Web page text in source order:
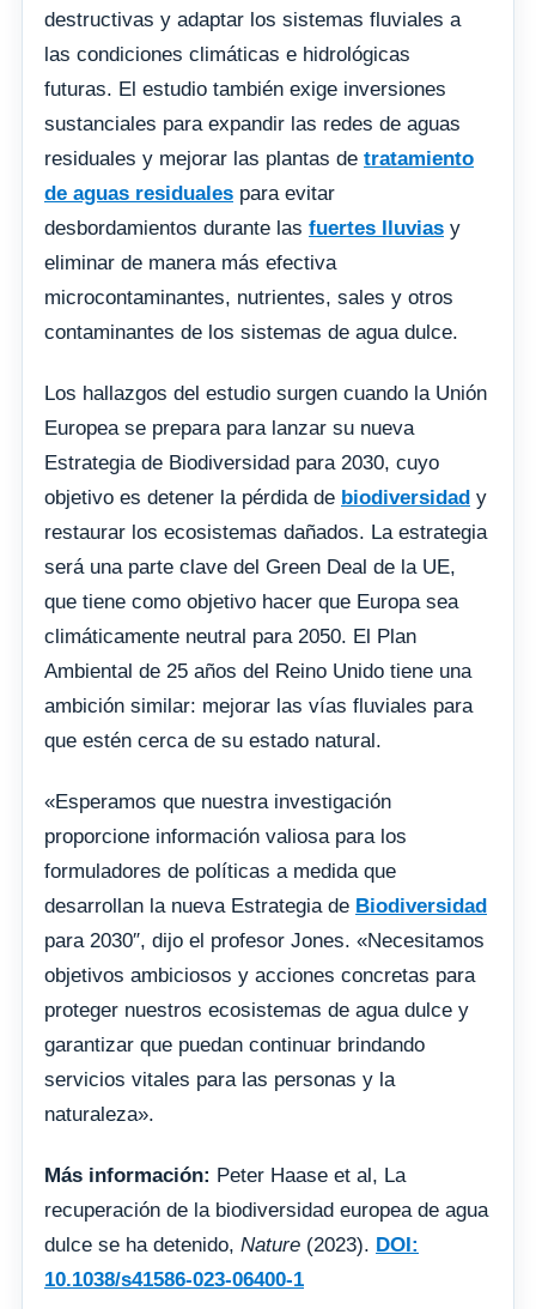
destructivas y adaptar los sistemas fluviales a
las condiciones climáticas e hidrológicas
futuras. El estudio también exige inversiones
sustanciales para expandir las redes de aguas
residuales y mejorar las plantas de tratamiento
de aguas residuales para evitar
desbordamientos durante las fuertes lluvias y
eliminar de manera más efectiva
microcontaminantes, nutrientes, sales y otros
contaminantes de los sistemas de agua dulce.
Los hallazgos del estudio surgen cuando la Unión
Europea se prepara para lanzar su nueva
Estrategia de Biodiversidad para 2030, cuyo
objetivo es detener la pérdida de biodiversidad y
restaurar los ecosistemas dañados. La estrategia
será una parte clave del Green Deal de la UE,
que tiene como objetivo hacer que Europa sea
climáticamente neutral para 2050. El Plan
Ambiental de 25 años del Reino Unido tiene una
ambición similar: mejorar las vías fluviales para
que estén cerca de su estado natural.
«Esperamos que nuestra investigación
proporcione información valiosa para los
formuladores de políticas a medida que
desarrollan la nueva Estrategia de Biodiversidad
para 2030″, dijo el profesor Jones. «Necesitamos
objetivos ambiciosos y acciones concretas para
proteger nuestros ecosistemas de agua dulce y
garantizar que puedan continuar brindando
servicios vitales para las personas y la
naturaleza».
Más información: Peter Haase et al, La
recuperación de la biodiversidad europea de agua
dulce se ha detenido, Nature (2023). DOI:
10.1038/s41586-023-06400-1